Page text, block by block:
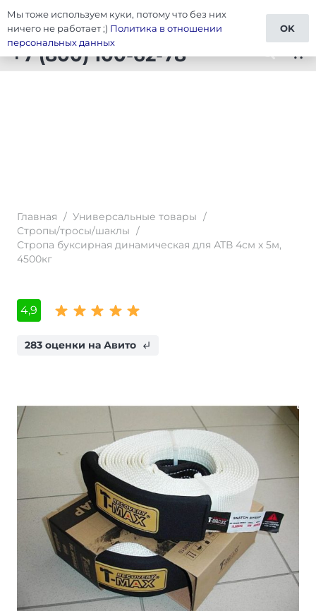
Тюнинг Универсальные товары
+7 (800) 100-62-78 shopping_cart
Главная / Универсальные товары /
Стропы/тросы/шаклы /
Стропа буксирная динамическая для АТВ 4см х 5м,
4500кг
4,9
283 оценки на Авито subdirectory_arrow_left
Мы тоже используем куки, потому что без них
ничего не работает ;) Политика в отношении
персональных данных
OK